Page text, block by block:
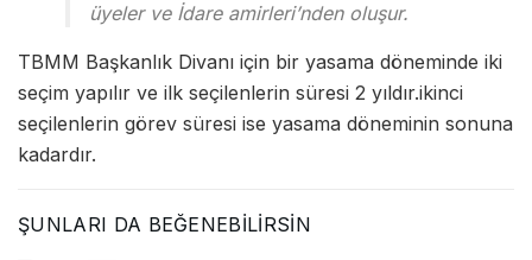
üyeler ve İdare amirleri’nden oluşur.
TBMM Başkanlık Divanı için bir yasama döneminde iki
seçim yapılır ve ilk seçilenlerin süresi 2 yıldır.ikinci
seçilenlerin görev süresi ise yasama döneminin sonuna
kadardır.
ŞUNLARI DA BEĞENEBILIRSIN